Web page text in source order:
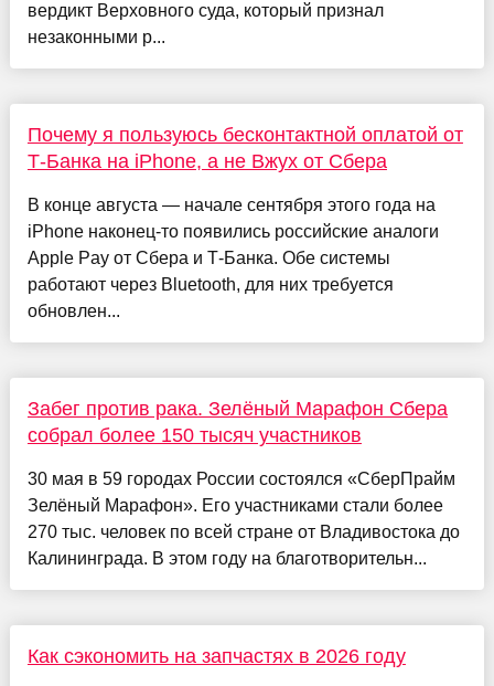
вердикт Верховного суда, который признал
незаконными р...
Почему я пользуюсь бесконтактной оплатой от
Т-Банка на iPhone, а не Вжух от Сбера
В конце августа — начале сентября этого года на
iPhone наконец-то появились российские аналоги
Apple Pay от Сбера и Т-Банка. Обе системы
работают через Bluetooth, для них требуется
обновлен...
Забег против рака. Зелёный Марафон Сбера
собрал более 150 тысяч участников
30 мая в 59 городах России состоялся «СберПрайм
Зелёный Марафон». Его участниками стали более
270 тыс. человек по всей стране от Владивостока до
Калининграда. В этом году на благотворительн...
Как сэкономить на запчастях в 2026 году